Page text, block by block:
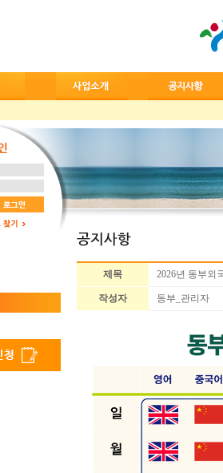
제목 2026년 동부외
작성자 동부_관리자